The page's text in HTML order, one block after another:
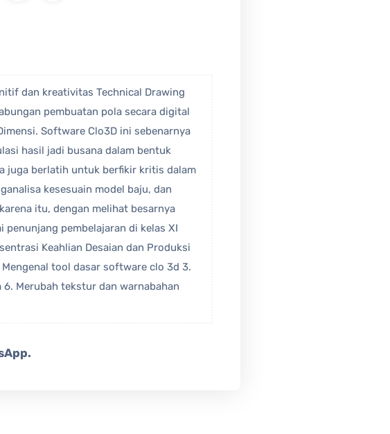
dan kreativitas Technical Drawing
pembuatan pola secara digital
Software Clo3D ini sebenarnya
hasil jadi busana dalam bentuk
juga berlatih untuk berfikir kritis dalam
kesesuain model baju, dan
itu, dengan melihat besarnya
pembelajaran di kelas XI
Keahlian Desaian dan Produksi
tool dasar software clo 3d 3.
6. Merubah tekstur dan warnabahan